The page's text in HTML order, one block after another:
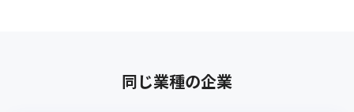
同じ業種の企業